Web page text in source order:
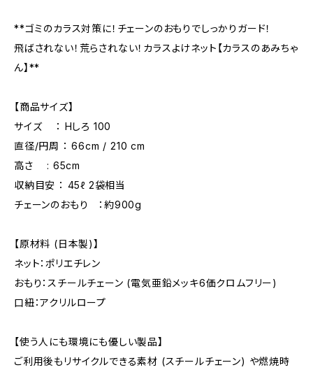
**ゴミのカラス対策に！チェーンのおもりでしっかりガード！
飛ばされない！荒らされない！カラスよけネット【カラスのあみちゃ
ん】**
【商品サイズ】
サイズ ： Hしろ 100
直径/円周 ： 66cm / 210 cm
高さ : 65cm
収納目安 ： 45ℓ 2袋相当
チェーンのおもり ：約900g
【原材料 (日本製)】
ネット：ポリエチレン
おもり：スチールチェーン (電気亜鉛メッキ6価クロムフリー)
口紐：アクリルロープ
【使う人にも環境にも優しい製品】
ご利用後もリサイクルできる素材 (スチールチェーン) や燃焼時